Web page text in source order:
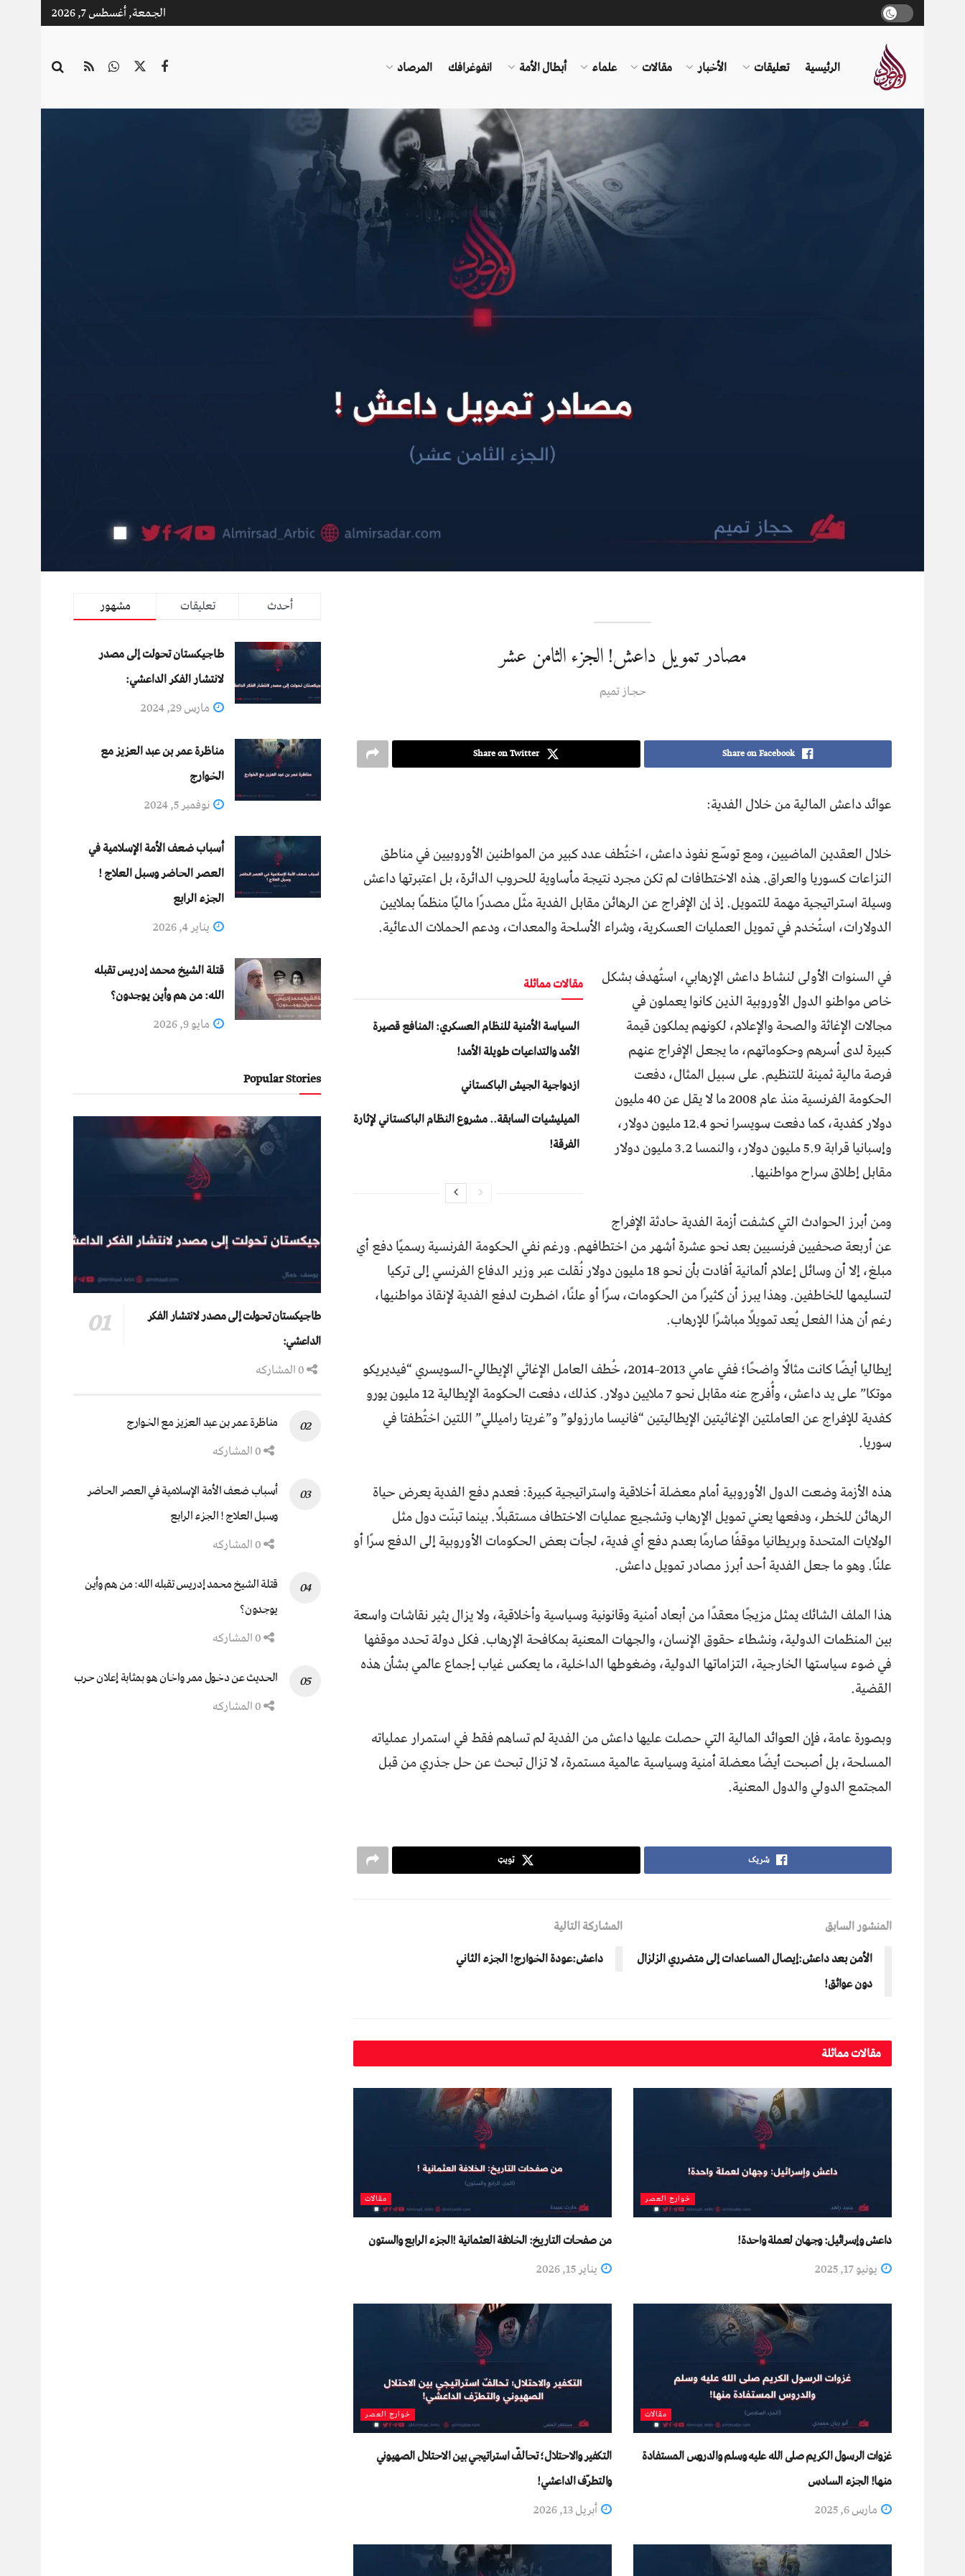
الجمعة, أغسطس 7, 2026
الرئيسية تعليقات الأخبار مقالات علماء أبطال الأمة انفوغرافك المرصاد
مصادر تمويل داعش! الجزء الثامن عشر
حجاز تميم
Share on Facebook
Share on Twitter
عوائد داعش المالية من خلال الفدية:
خلال العقدين الماضيين، ومع توسّع نفوذ داعش، اختُطف عدد كبير من المواطنين الأوروبيين في مناطق
النزاعات كسوريا والعراق. هذه الاختطافات لم تكن مجرد نتيجة مأساوية للحروب الدائرة، بل اعتبرتها داعش
وسيلة استراتيجية مهمة للتمويل. إذ إن الإفراج عن الرهائن مقابل الفدية مثّل مصدرًا ماليًا منظمًا بملايين
الدولارات، استُخدم في تمويل العمليات العسكرية، وشراء الأسلحة والمعدات، ودعم الحملات الدعائية.
مقالات مماثلة
السياسة الأمنية للنظام العسكري: المنافع قصيرة
الأمد والتداعيات طويلة الأمد!
ازدواجية الجيش الباكستاني
المیلیشیات السابقة.. مشروع النظام الباكستاني لإثارة
الفرقة!
في السنوات الأولى لنشاط داعش الإرهابي، استُهدف بشكل
خاص مواطنو الدول الأوروبية الذين كانوا يعملون في
مجالات الإغاثة والصحة والإعلام، لكونهم يملكون قيمة
كبيرة لدى أسرهم وحكوماتهم، ما يجعل الإفراج عنهم
فرصة مالية ثمينة للتنظيم. على سبيل المثال، دفعت
الحكومة الفرنسية منذ عام 2008 ما لا يقل عن 40 مليون
دولار كفدية، كما دفعت سويسرا نحو 12.4 مليون دولار،
وإسبانيا قرابة 5.9 مليون دولار، والنمسا 3.2 مليون دولار
مقابل إطلاق سراح مواطنيها.
ومن أبرز الحوادث التي كشفت أزمة الفدية حادثة الإفراج
عن أربعة صحفيين فرنسيين بعد نحو عشرة أشهر من اختطافهم. ورغم نفي الحكومة الفرنسية رسميًا دفع أي
مبلغ، إلا أن وسائل إعلام ألمانية أفادت بأن نحو 18 مليون دولار نُقلت عبر وزير الدفاع الفرنسي إلى تركيا
لتسليمها للخاطفين. وهذا يبرز أن كثيرًا من الحكومات، سرًا أو علنًا، اضطرت لدفع الفدية لإنقاذ مواطنيها،
رغم أن هذا الفعل يُعد تمويلًا مباشرًا للإرهاب.
إيطاليا أيضًا كانت مثالًا واضحًا؛ ففي عامي 2013–2014، خُطف العامل الإغاثي الإيطالي-السويسري “فيديريكو
موتكا” على يد داعش، وأُفرج عنه مقابل نحو 7 ملايين دولار. كذلك، دفعت الحكومة الإيطالية 12 مليون يورو
كفدية للإفراج عن العاملتين الإغاثيتين الإيطاليتين “فانيسا مارزولو” و”غريتا راميللي” اللتين اختُطفتا في
سوريا.
هذه الأزمة وضعت الدول الأوروبية أمام معضلة أخلاقية واستراتيجية كبيرة: فعدم دفع الفدية يعرض حياة
الرهائن للخطر، ودفعها يعني تمويل الإرهاب وتشجيع عمليات الاختطاف مستقبلًا. بينما تبنّت دول مثل
الولايات المتحدة وبريطانيا موقفًا صارمًا بعدم دفع أي فدية، لجأت بعض الحكومات الأوروبية إلى الدفع سرًا أو
علنًا. وهو ما جعل الفدية أحد أبرز مصادر تمويل داعش.
هذا الملف الشائك يمثل مزيجًا معقدًا من أبعاد أمنية وقانونية وسياسية وأخلاقية، ولا يزال يثير نقاشات واسعة
بين المنظمات الدولية، ونشطاء حقوق الإنسان، والجهات المعنية بمكافحة الإرهاب. فكل دولة تحدد موقفها
في ضوء سياستها الخارجية، التزاماتها الدولية، وضغوطها الداخلية، ما يعكس غياب إجماع عالمي بشأن هذه
القضية.
وبصورة عامة، فإن العوائد المالية التي حصلت عليها داعش من الفدية لم تساهم فقط في استمرار عملياته
المسلحة، بل أصبحت أيضًا معضلة أمنية وسياسية عالمية مستمرة، لا تزال تبحث عن حل جذري من قبل
المجتمع الدولي والدول المعنية.
شریک ټویټ
المنشور السابق
الأمن بعد داعش:إيصال المساعدات إلى متضرري الزلزال
دون عوائق!
المشاركة التالية
داعش:عودة الخوارج! الجزء الثاني
مقالات مماثلة
خوارج العصر
داعش وإسرائيل: وجهان لعملة واحدة!
يونيو 17, 2025
مقالات
من صفحات التاريخ: الخلافة العثمانية !الجزء الرابع والستون
يناير 15, 2026
مقالات
غزوات الرسول الكريم صلى الله عليه وسلم والدروس المستفادة
منها! الجزء السادس
مارس 6, 2025
خوارج العصر
التكفير والاحتلال؛ تحالفٌ استراتيجي بين الاحتلال الصهيوني
والتطرّف الداعشي!
أبريل 13, 2026
مشهور تعليقات أحدث
طاجيكستان تحولت إلى مصدر
لانتشار الفكر الداعشي:
مارس 29, 2024
مناظرة عمر بن عبد العزيز مع
الخوارج
نوفمبر 5, 2024
أسباب ضعف الأمة الإسلامية في
العصر الحاضر وسبل العلاج !
الجزء الرابع
يناير 4, 2026
قتلة الشيخ محمد إدريس تقبله
الله: من هم وأين يوجدون؟
مايو 9, 2026
Popular Stories
طاجيكستان تحولت إلى مصدر لانتشار الفكر
الداعشي:
مناظرة عمر بن عبد العزيز مع الخوارج
أسباب ضعف الأمة الإسلامية في العصر الحاضر
وسبل العلاج ! الجزء الرابع
قتلة الشيخ محمد إدريس تقبله الله: من هم وأين
يوجدون؟
الحديث عن دخول ممر واخان هو بمثابة إعلان حرب